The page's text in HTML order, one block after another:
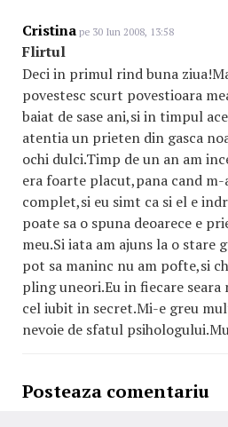
Cristina pe 30 Iun 2008, 13:58
Flirtul
Deci in primul rind buna
povestesc scurt povestioara
baiat de sase ani,si in timpul
atentia un prieten din gasca
ochi dulci.Timp de un an am
era foarte placut,pana cand
complet,si eu simt ca si el e
poate sa o spuna deoarece e
meu.Si iata am ajuns la o stare
pot sa maninc nu am pofte,si
pling uneori.Eu in fiecare
cel iubit in secret.Mi-e greu
nevoie de sfatul
Posteaza comentariu